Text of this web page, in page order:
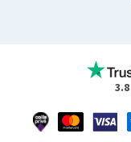
3.8